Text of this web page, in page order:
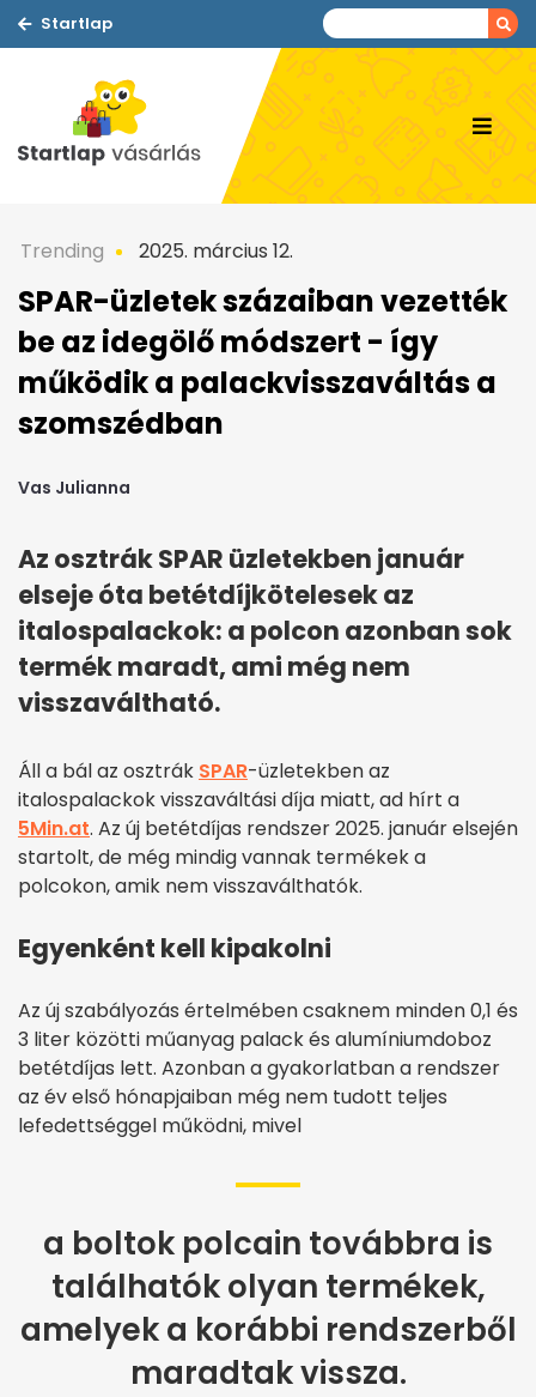
Startlap
Trending 2025. március 12.
SPAR-üzletek százaiban vezették
be az idegölő módszert - így
működik a palackvisszaváltás a
szomszédban
Vas Julianna
Az osztrák SPAR üzletekben január
elseje óta betétdíjkötelesek az
italospalackok: a polcon azonban sok
termék maradt, ami még nem
visszaváltható.
Áll a bál az osztrák SPAR-üzletekben az
italospalackok visszaváltási díja miatt, ad hírt a
5Min.at. Az új betétdíjas rendszer 2025. január elsején
startolt, de még mindig vannak termékek a
polcokon, amik nem visszaválthatók.
Egyenként kell kipakolni
Az új szabályozás értelmében csaknem minden 0,1 és
3 liter közötti műanyag palack és alumíniumdoboz
betétdíjas lett. Azonban a gyakorlatban a rendszer
az év első hónapjaiban még nem tudott teljes
lefedettséggel működni, mivel
a boltok polcain továbbra is
találhatók olyan termékek,
amelyek a korábbi rendszerből
maradtak vissza.